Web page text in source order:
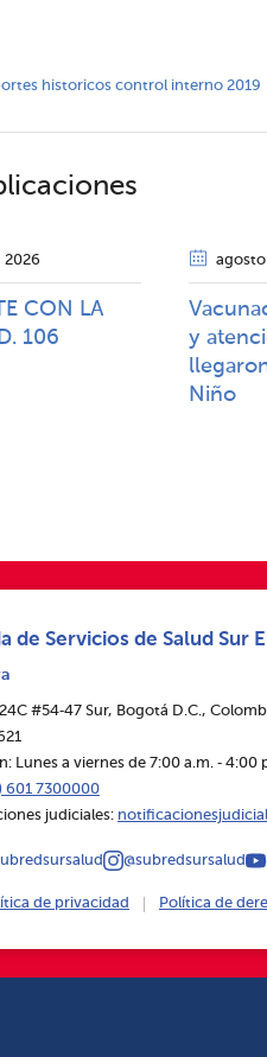
historicos control interno 2019
2026
CON LA
106
y
Niño
de Servicios de Salud Sur
#54‑47 Sur, Bogotá D.C.,
Lunes a viernes de 7:00 a.m. ‑ 4:00
601 7300000
judiciales:
@subredsursalud
de privacidad Política de